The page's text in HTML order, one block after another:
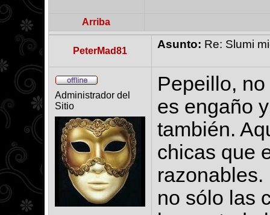
Arriba
PeterMad81
Asunto: Re: Slumi
Administrador del
Sitio
Pepeillo,
es engaño
también.
chicas que
no sólo las